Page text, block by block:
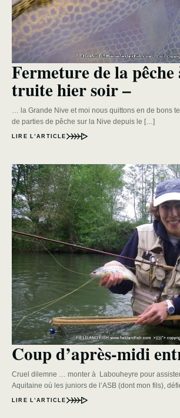
Fermeture de la
truite hier soir –
… la Grande Nive et moi nous quittons en de bons
de parties de pêche sur la Nive depuis le […]
LIRE L’ARTICLE
Coup d’après-midi
Cruel dilemne … monter à Labouheyre pour
Aquitaine où les juniors de l’ASB (dont mon fils),
LIRE L’ARTICLE